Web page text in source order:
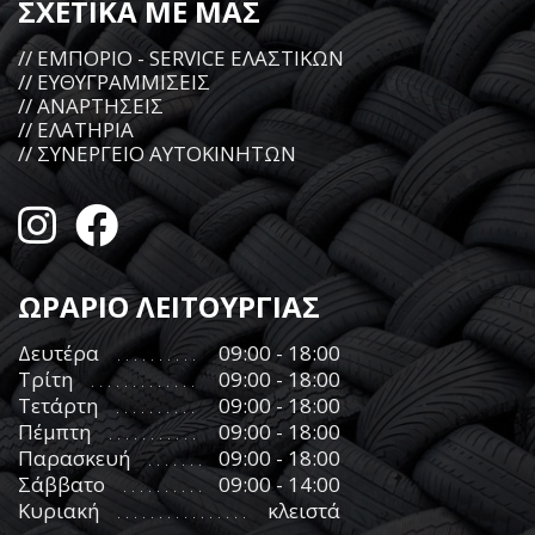
ΣΧΕΤΙΚΑ ΜΕ ΜΑΣ
// ΕΜΠΟΡΙΟ - SERVICE ΕΛΑΣΤΙΚΩΝ
// ΕΥΘΥΓΡΑΜΜΙΣΕΙΣ
// ΑΝΑΡΤΗΣΕΙΣ
// ΕΛΑΤΗΡΙΑ
// ΣΥΝΕΡΓΕΙΟ ΑΥΤΟΚΙΝΗΤΩΝ
ΩΡΑΡΙΟ ΛΕΙΤΟΥΡΓΙΑΣ
Δευτέρα
09:00 - 18:00
Τρίτη
09:00 - 18:00
Τετάρτη
09:00 - 18:00
Πέμπτη
09:00 - 18:00
Παρασκευή
09:00 - 18:00
Σάββατο
09:00 - 14:00
Κυριακή
κλειστά